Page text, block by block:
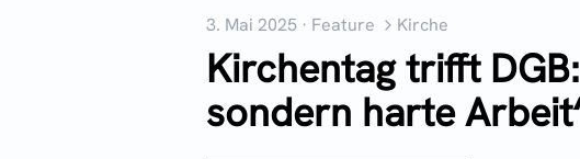
3. Mai 2025 · Feature Kirche
Kirchentag trifft
sondern harte